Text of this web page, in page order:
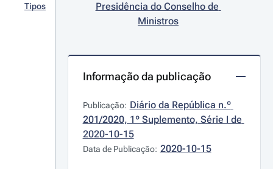
Tipos
Presidência do Conselho de
Ministros
Informação da publicação
Publicação: Diário da República n.º
201/2020, 1º Suplemento, Série I de
2020-10-15
Data de Publicação: 2020-10-15